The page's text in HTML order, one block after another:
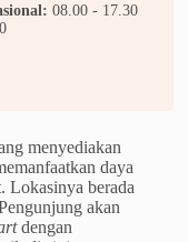
08.00 - 17.30
menyediakan
daya
Lokasinya berada
akan
dengan